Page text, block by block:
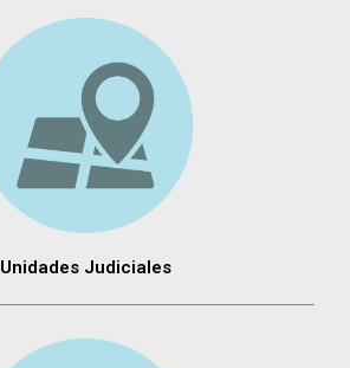
Unidades Judiciales